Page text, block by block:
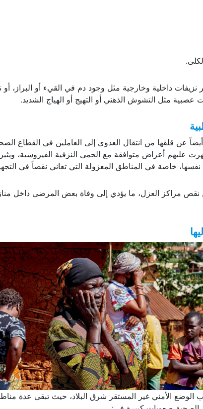
داخلية وخارجية مثل وجود دم في القيء أو البراز، أو
عن قلقها من انتقال العدوى إلى العاملين في القطاع
عليهم أعراض متوافقة مع الحمى النزفية الفيروسية،
مراكز العزل، ما يؤدي إلى وفاة بعض المرضى داخل